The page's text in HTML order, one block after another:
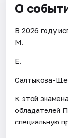
О
В 2026 году
М.
Е.
Салтыкова-
К этой
обладателей
специальную